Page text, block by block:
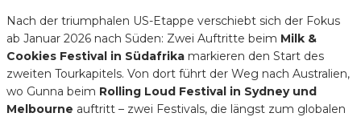
Nach der triumphalen US-Etappe verschiebt sich der Fokus
ab Januar 2026 nach Süden: Zwei Auftritte beim Milk &
Cookies Festival in Südafrika markieren den Start des
zweiten Tourkapitels. Von dort führt der Weg nach Australien,
wo Gunna beim Rolling Loud Festival in Sydney und
Melbourne auftritt – zwei Festivals, die längst zum globalen